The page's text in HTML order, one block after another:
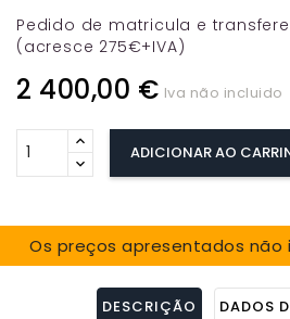
Pedido de matricula e
(acresce 275€+IVA)
2 400,00 € Iva não incluido
ADICIONAR AO
Os preços apresentados
DESCRIÇÃO DADOS